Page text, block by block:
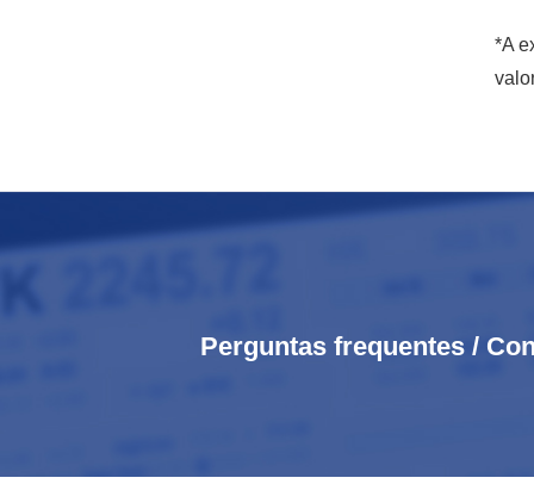
*A
Perguntas frequentes /